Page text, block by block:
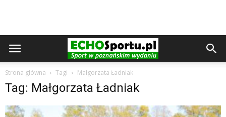
Strona główna Tagi Małgorzata Ładniak
Tag: Małgorzata Ładniak